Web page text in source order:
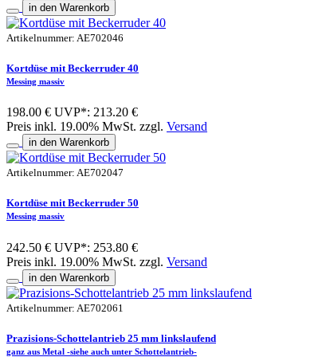
in den Warenkorb
Artikelnummer: AE702046
Kortdüse mit Beckerruder 40
Messing massiv
198.00 € UVP*: 213.20 €
Preis inkl. 19.00% MwSt. zzgl. Versand
in den Warenkorb
Artikelnummer: AE702047
Kortdüse mit Beckerruder 50
Messing massiv
242.50 € UVP*: 253.80 €
Preis inkl. 19.00% MwSt. zzgl. Versand
in den Warenkorb
Artikelnummer: AE702061
Prazisions-Schottelantrieb 25 mm linkslaufend
ganz aus Metal -siehe auch unter Schottelantrieb-